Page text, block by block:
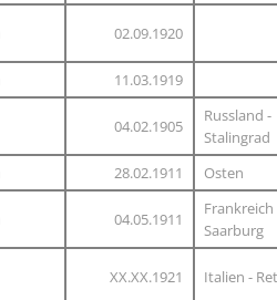
02.09.1920
11.03.1919
04.02.1905
Russland -
Stalingrad
28.02.1911 Osten
04.05.1911
Frankreich
Saarburg
XX.XX.1921 Italien -